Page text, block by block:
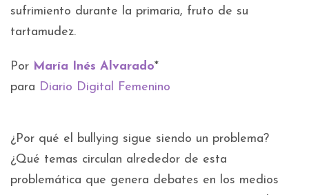
sufrimiento durante la primaria, fruto de su
tartamudez.
Por María Inés Alvarado*
para Diario Digital Femenino
¿Por qué el bullying sigue siendo un problema?
¿Qué temas circulan alrededor de esta
problemática que genera debates en los medios